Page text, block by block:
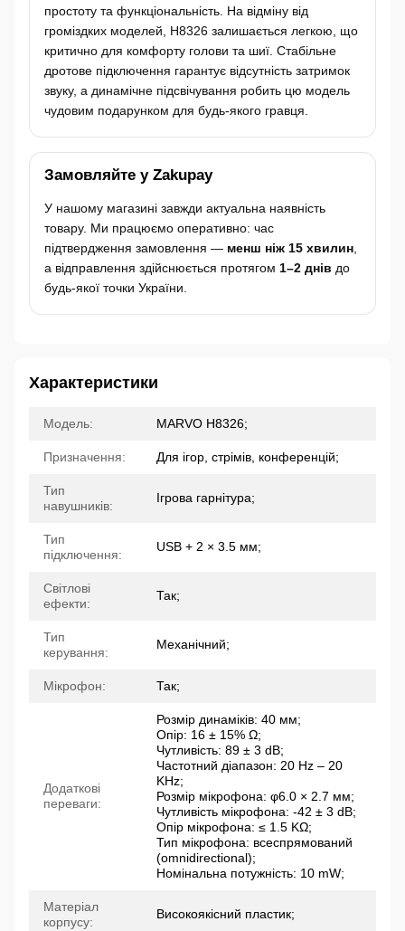
простоту та функціональність. На відміну від
громіздких моделей, H8326 залишається легкою, що
критично для комфорту голови та шиї. Стабільне
дротове підключення гарантує відсутність затримок
звуку, а динамічне підсвічування робить цю модель
чудовим подарунком для будь-якого гравця.
Замовляйте у Zakupay
У нашому магазині завжди актуальна наявність
товару. Ми працюємо оперативно: час
підтвердження замовлення — менш ніж 15 хвилин
а відправлення здійснюється протягом 1–2 днів до
будь-якої точки України.
Характеристики
Модель: MARVO H8326;
Призначення: Для ігор, стрімів, конференцій;
Тип
навушників:
Ігрова гарнітура;
Тип
підключення:
USB + 2 × 3.5 мм;
Світлові
ефекти:
Так;
Тип
керування:
Механічний;
Мікрофон: Так;
Додаткові
переваги:
Розмір динаміків: 40 мм;
Опір: 16 ± 15% Ω;
Чутливість: 89 ± 3 dB;
Частотний діапазон: 20 Hz – 20
KHz;
Розмір мікрофона: φ6.0 × 2.7 мм;
Чутливість мікрофона: -42 ± 3 dB;
Опір мікрофона: ≤ 1.5 KΩ;
Тип мікрофона: всеспрямований
(omnidirectional);
Номінальна потужність: 10 mW;
Матеріал
корпусу:
Високоякісний пластик;